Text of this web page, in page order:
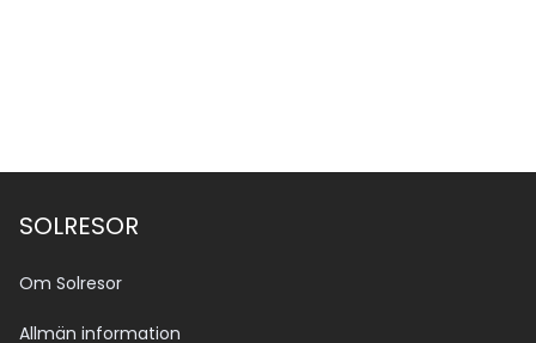
SOLRESOR
Om Solresor
Allmän information